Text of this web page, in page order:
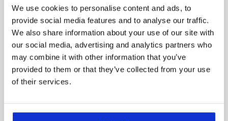
We use cookies to personalise content and ads, to
provide social media features and to analyse our traffic.
We also share information about your use of our site with
our social media, advertising and analytics partners who
may combine it with other information that you’ve
provided to them or that they’ve collected from your use
of their services.
overveje, om du vil kunne løfte denne opgave.
Når du køber en engelsk staffordshire bull terrier binder du dig
til mange, mange år som hundeforælder. De fleste hunde af
denne race kan sagtens blive 15 år, så du skal altså være klar på
at prioritere din hund hver dag over en forholdsvis lang
årrække. Når du overvejer at anskaffe dig en engelsk
overvejelserne, om du er klar på at binde dig i så lang tid.